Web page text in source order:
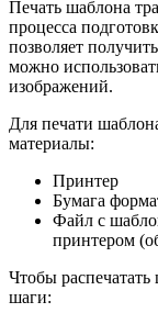
Печать шаблона
процесса
позволяет
можно
изображений.
Для печати
материалы:
Принтер
Бумага
Файл с
принтером
Чтобы
шаги: